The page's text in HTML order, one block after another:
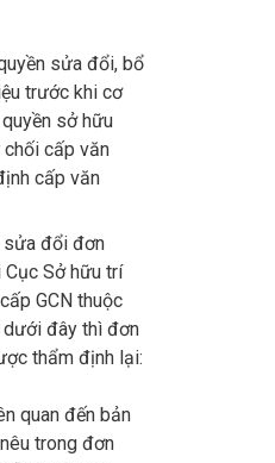
sửa đổi, bổ
trước khi cơ
sở hữu
cấp văn
cấp văn
sửa đổi đơn
Cục Sở hữu trí
GCN thuộc
đây thì đơn
thẩm định lại:
quan đến bản
trong đơn